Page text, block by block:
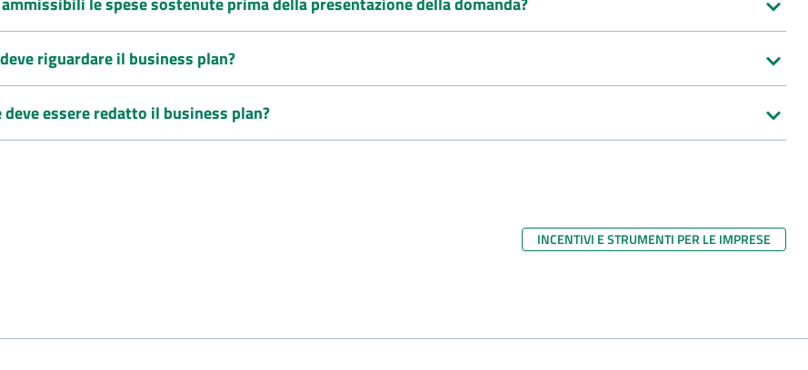
riguardare il business plan?
deve essere redatto il business plan?
INCENTIVI E STRUMENTI PER LE IMPRESE